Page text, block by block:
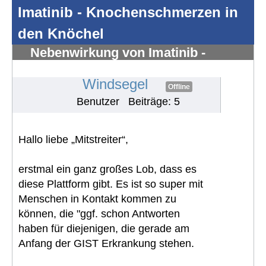
Imatinib - Knochenschmerzen in
den Knöchel
Nebenwirkung von Imatinib -
Windsegel Offline
Benutzer Beiträge: 5
Hallo liebe „Mitstreiter“,
erstmal ein ganz großes Lob, dass es
diese Plattform gibt. Es ist so super mit
Menschen in Kontakt kommen zu
können, die "ggf. schon Antworten
haben für diejenigen, die gerade am
Anfang der GIST Erkrankung stehen.